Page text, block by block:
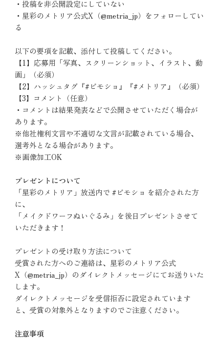
・投稿を非公開設定にしていない
・星彩のメトリア公式X（@metria_jp）をフォローしてい
る
以下の要項を記載、添付して投稿してください。
【1】応募用「写真、スクリーンショット、イラスト、動
画」（必須）
【2】ハッシュタグ『#ビモショ』『#メトリア』（必須）
【3】コメント（任意）
・コメントは結果発表などで公開させていただく場合が
あります。
※他社権利文言や不適切な文言が記載されている場合、
選考外となる場合があります。
※画像加工OK
プレゼントについて
「星彩のメトリア」放送内で #ビモショ を紹介された方
に、
「メイクドワーフぬいぐるみ」を後日プレゼントさせて
いただきます！
プレゼントの受け取り方法について
受賞された方へのご連絡は、星彩のメトリア公式
X（@metria_jp）のダイレクトメッセージにてお送りいた
します。
ダイレクトメッセージを受信拒否に設定されています
と、受賞の対象外となりますのでご注意ください。
注意事項